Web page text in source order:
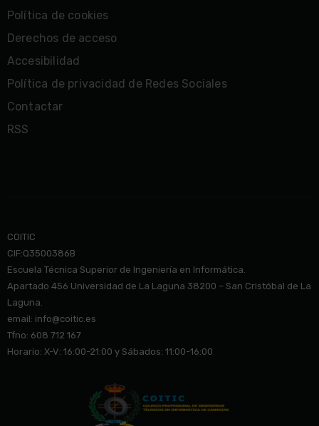
Política de cookies
Derechos de acceso
Accesibilidad
Política de privacidad de Redes Sociales
Contactar
RSS
COITIC
CIF:Q3500386B
Escuela Técnica Superior de Ingeniería en Informática.
Apartado 456 Universidad de La Laguna 38200 – San Cristóbal de La
Laguna.
email: info@coitic.es
Tfno: 608 712 167
Horario: X-V: 16:00-21:00 y Sábados: 11:00-16:00